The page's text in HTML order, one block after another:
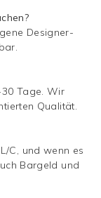
Designer-
Tage. Wir
Qualität.
C, und wenn es
Bargeld und